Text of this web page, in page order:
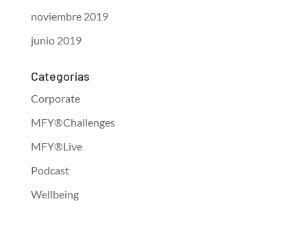
noviembre 2019
junio 2019
Categorías
Corporate
MFY®Challenges
MFY®Live
Podcast
Wellbeing